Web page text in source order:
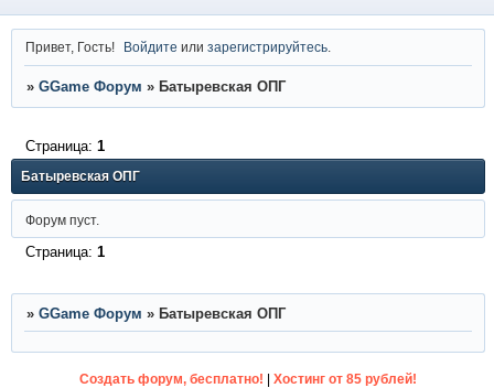
Привет, Гость! Войдите илизарегистрируйтесь
» GGame Форум » Батыревская ОПГ
Батыревская ОПГ
Страница: 1
Форум пуст.
Страница: 1
» GGame Форум » Батыревская ОПГ
Создать форум, бесплатно! |Хостинг от 85 рублей!